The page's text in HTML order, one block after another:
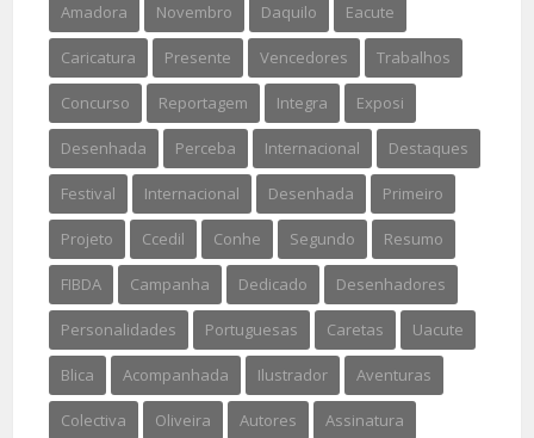
Amadora Novembro Daquilo Eacute
Caricatura Presente Vencedores Trabalhos
Concurso Reportagem Integra Exposi
Desenhada Perceba Internacional Destaques
Festival Internacional Desenhada Primeiro
Projeto Ccedil Conhe Segundo Resumo
FIBDA Campanha Dedicado Desenhadores
Personalidades Portuguesas Caretas Uacute
Blica Acompanhada Ilustrador Aventuras
Colectiva Oliveira Autores Assinatura